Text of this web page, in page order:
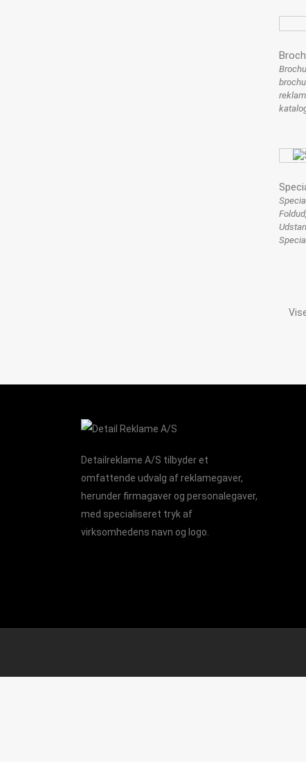
Detailreklame A/S tilbyder et
omfattende udvalg af reklamegaver,
herunder firmagaver og personalegaver,
med specialiseret tryk af
virksomhedens navn og logo.